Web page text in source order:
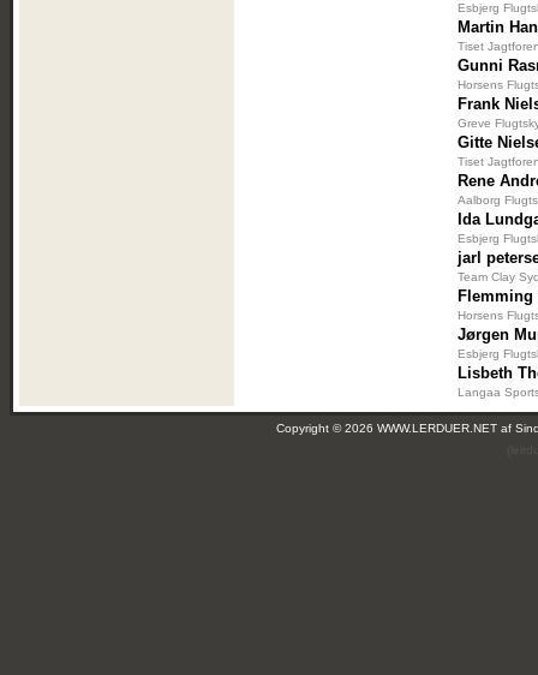
Esbjerg
Martin
Tiset
Gunni
Horsens
Frank
Greve
Gitte
Tiset
Rene
Aalborg
Ida
Esbjerg
jarl
Team Clay
Flemming
Horsens
Jørgen
Esbjerg
Lisbeth
Langaa
Copyright © 2026 WWW.LERDUER.NET af